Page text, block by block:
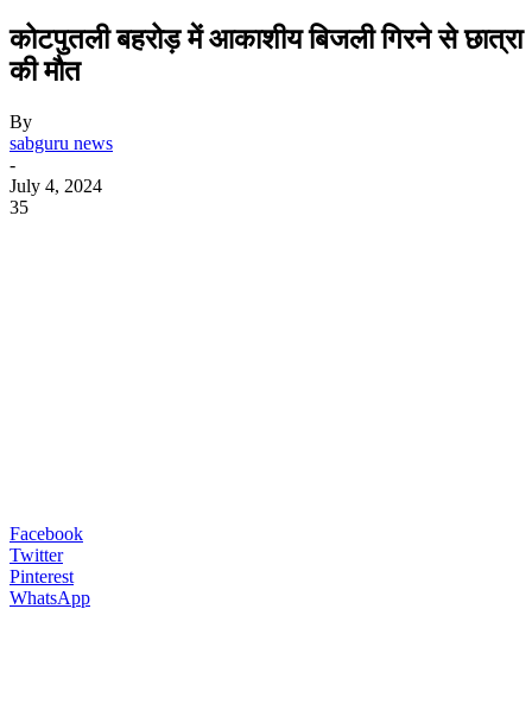
कोटपुतली बहरोड़ में आकाशीय बिजली गिरने से छात्रा
की मौत
By
sabguru news
-
July 4, 2024
35
Facebook
Twitter
Pinterest
WhatsApp